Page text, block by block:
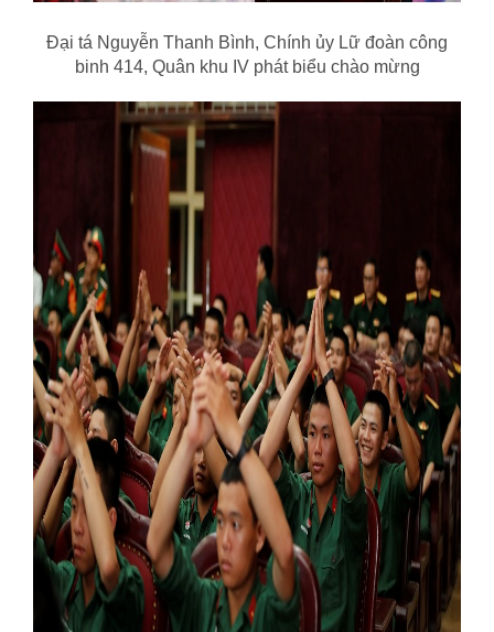
Đại tá Nguyễn Thanh Bình, Chính ủy Lữ đoàn công
binh 414, Quân khu IV phát biểu chào mừng